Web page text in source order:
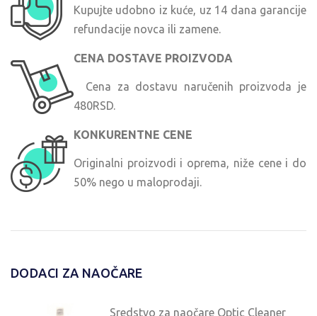
Kupujte udobno iz kuće, uz 14 dana garancije
refundacije novca ili zamene.
CENA DOSTAVE PROIZVODA
Cena za dostavu naručenih proizvoda je
480RSD.
KONKURENTNE CENE
Originalni proizvodi i oprema, niže cene i do
50% nego u maloprodaji.
DODACI ZA NAOČARE
Sredstvo za naočare Optic Cleaner